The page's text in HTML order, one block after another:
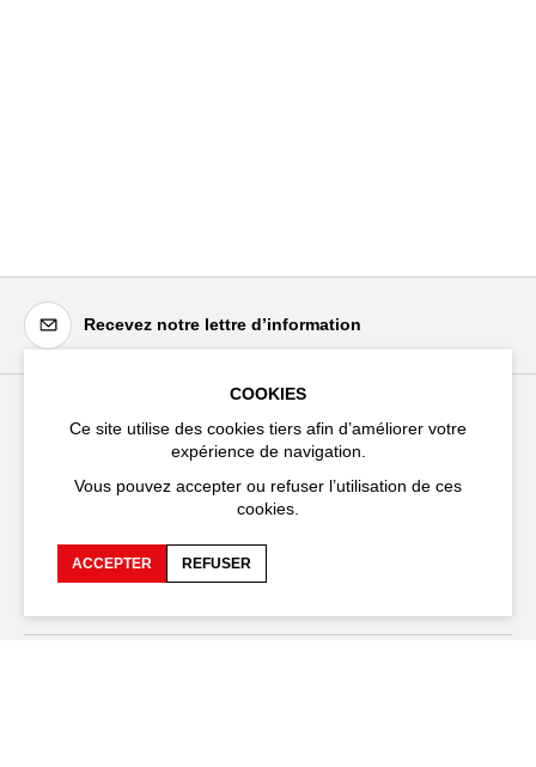
Recevez notre lettre d’information
Festival d'Avignon
20 rue du Portail Boquier,
+33 (0)4 90 27 66 50
COOKIES
Ce site utilise des cookies tiers afin d’améliorer votre
expérience de navigation.
Vous pouvez accepter ou refuser l’utilisation de ces
cookies.
ACCEPTER REFUSER